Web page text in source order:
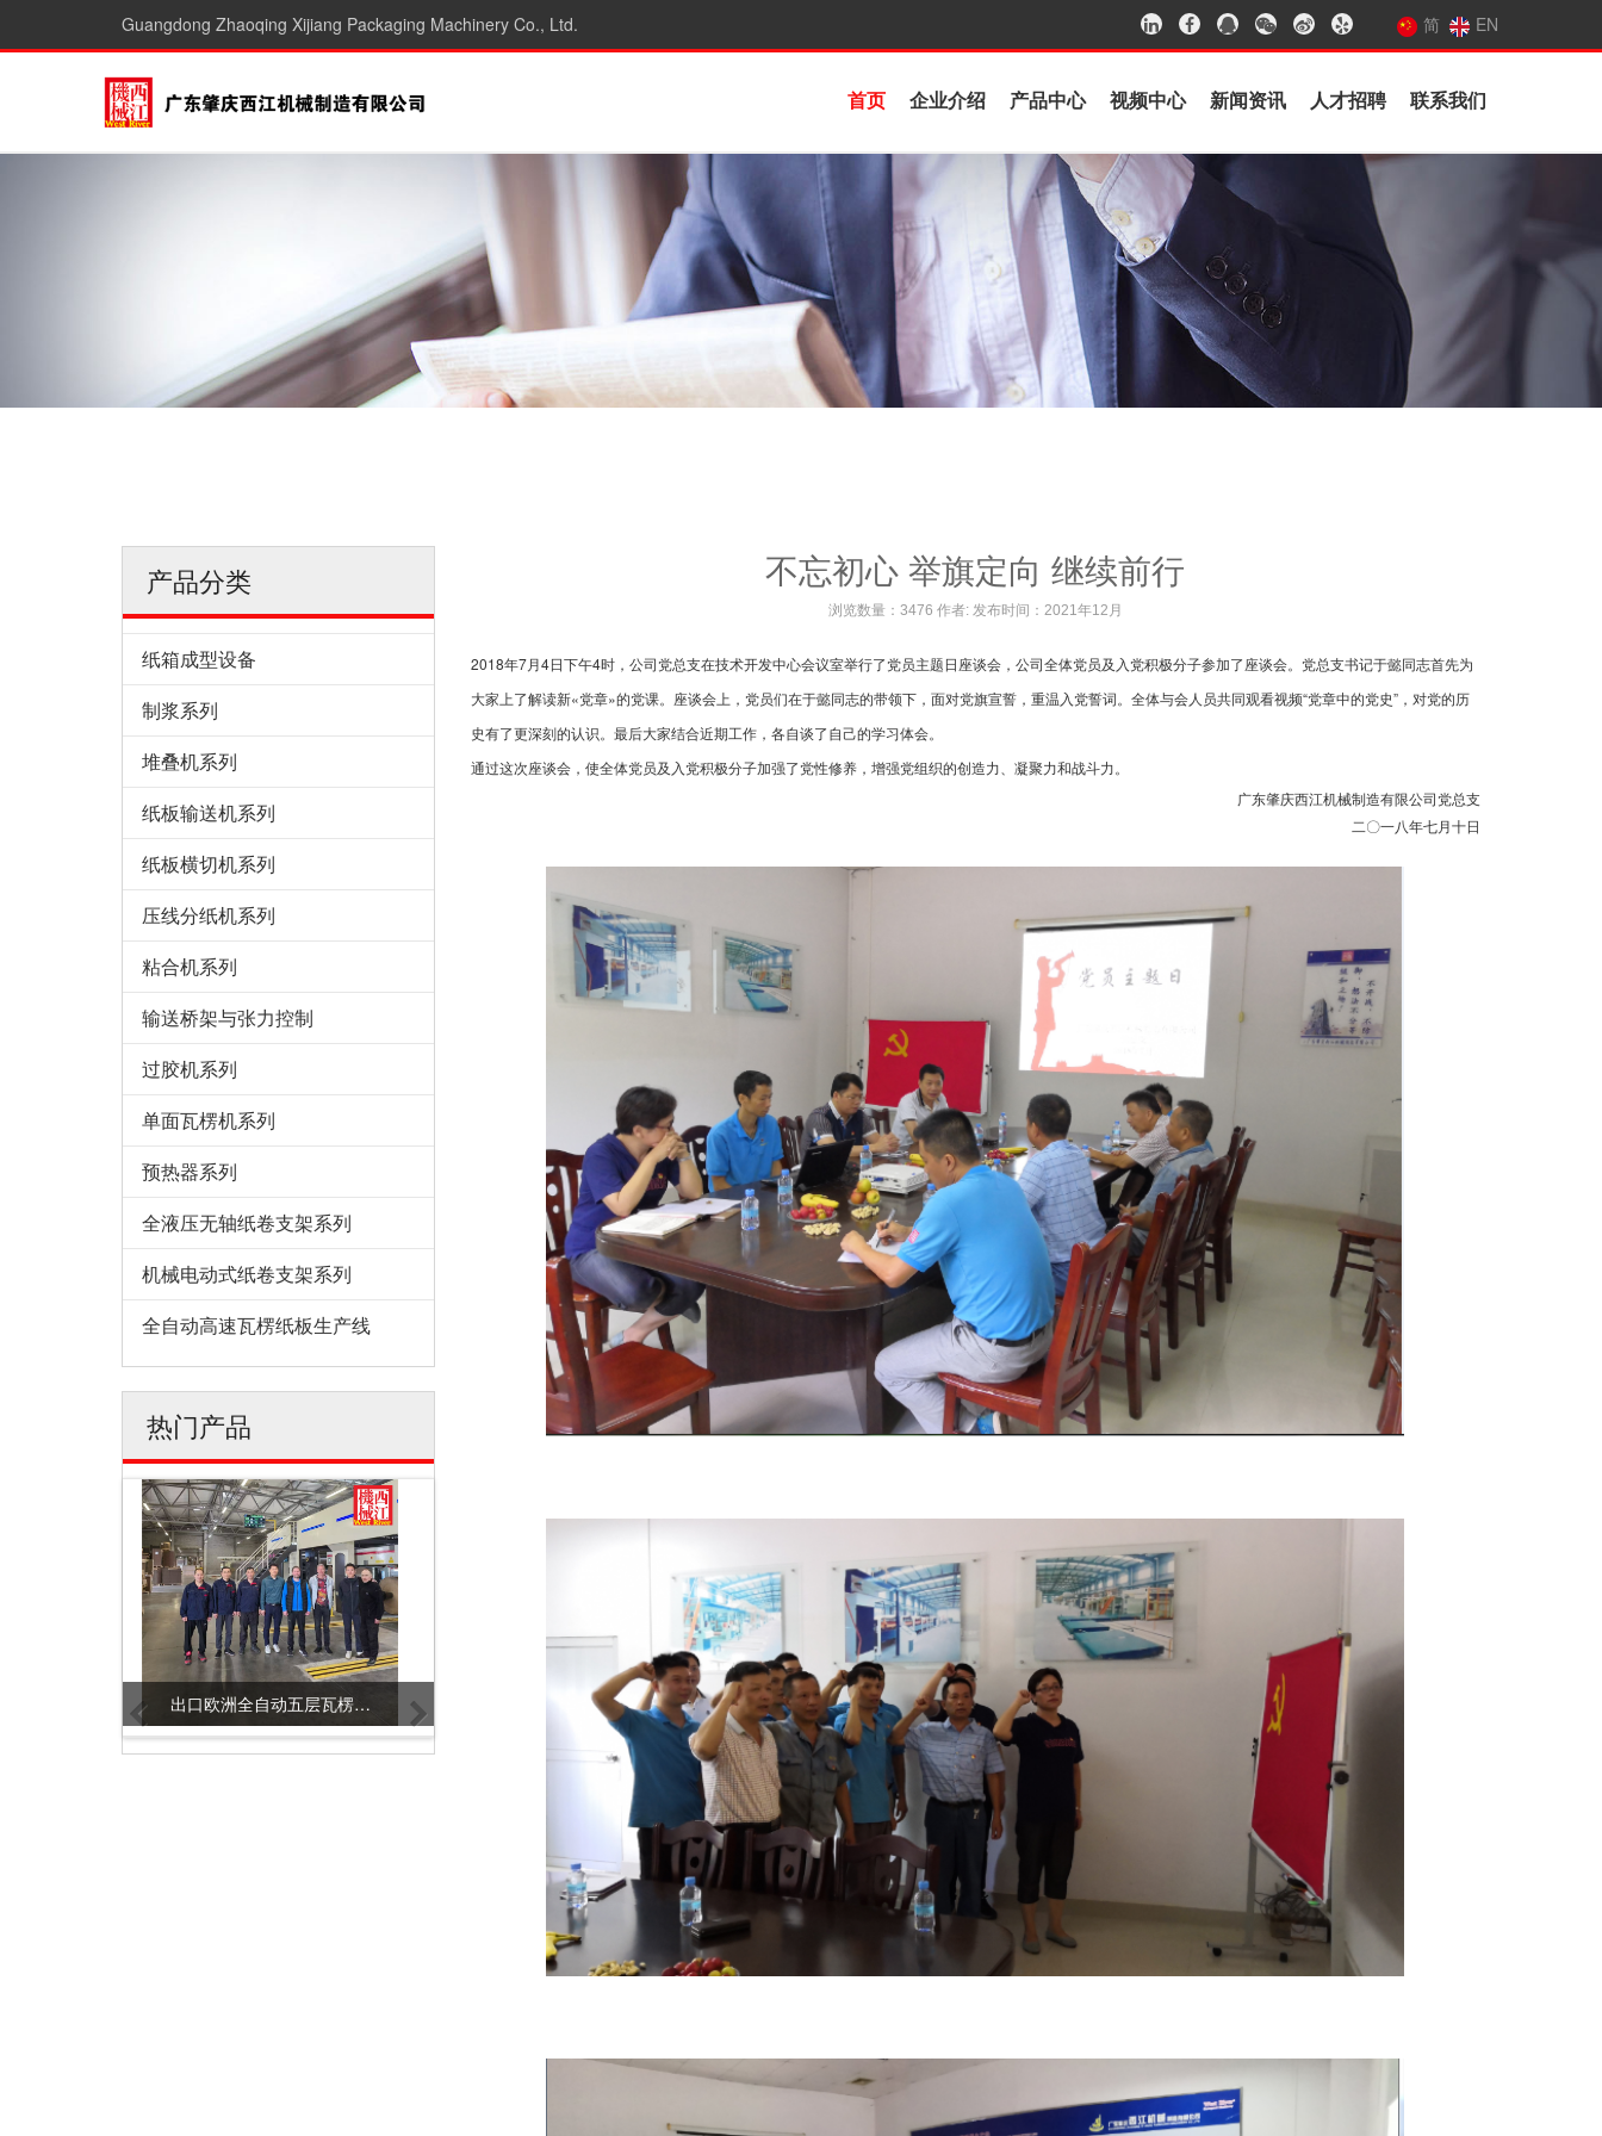
Guangdong Zhaoqing Xijiang Packaging Machinery Co., Ltd. 简 EN
首页 企业介绍 产品中心 视频中心 新闻资讯 人才招聘 联系我们
产品分类
纸箱成型设备
制浆系列
堆叠机系列
纸板输送机系列
纸板横切机系列
压线分纸机系列
粘合机系列
输送桥架与张力控制
过胶机系列
单面瓦楞机系列
预热器系列
全液压无轴纸卷支架系列
机械电动式纸卷支架系列
全自动高速瓦楞纸板生产线
热门产品
出口欧洲全自动五层瓦楞纸板生产线样版 越南三星电视机包装瓦楞纸板生产线样版 高速智能化瓦楞纸板生产线样版
不忘初心 举旗定向 继续前行
浏览数量：3476 作者: 发布时间：2021年12月
2018年7月4日下午4时，公司党总支在技术开发中心会议室举行了党员主题日座谈会，公司全体党员及入党积极分子参加了座谈会。党总支书记于懿同志首先为
大家上了解读新«党章»的党课。座谈会上，党员们在于懿同志的带领下，面对党旗宣誓，重温入党誓词。全体与会人员共同观看视频“党章中的党史”，对党的历
史有了更深刻的认识。最后大家结合近期工作，各自谈了自己的学习体会。
通过这次座谈会，使全体党员及入党积极分子加强了党性修养，增强党组织的创造力、凝聚力和战斗力。
广东肇庆西江机械制造有限公司党总支
二〇一八年七月十日